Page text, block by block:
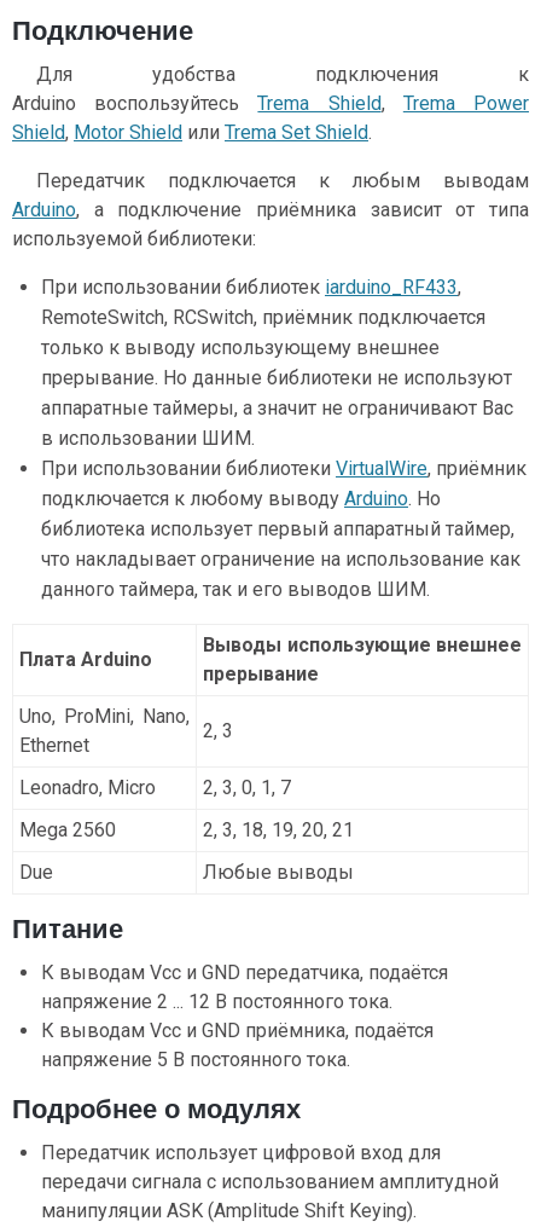
Подключение
Для удобства подключения к
Arduino воспользуйтесьTrema Shield, Trema Power
Shield, Motor Shield или Trema Set Shield.
Передатчик подключается к любым выводам
Arduino, а подключение приёмника зависит от типа
используемой библиотеки:
При использовании библиотек iarduino_RF433,
RemoteSwitch, RCSwitch, приёмник подключается
только к выводу использующему внешнее
прерывание. Но данные библиотеки не используют
аппаратные таймеры, а значит не ограничивают Вас
в использовании ШИМ.
При использовании библиотеки VirtualWire, приёмник
подключается к любому выводу Arduino. Но
библиотека использует первый аппаратный таймер,
что накладывает ограничение на использование как
данного таймера, так и его выводов ШИМ.
Плата Arduino
Выводы использующие внешнее
прерывание
Uno, ProMini, Nano,
Ethernet
2, 3
Leonadro, Micro
2, 3, 0, 1, 7
Mega 2560
2, 3, 18, 19, 20, 21
Due
Любые выводы
Питание
К выводам Vcc и GND передатчика, подаётся
напряжение 2 ... 12 В постоянного тока.
К выводам Vcc и GND приёмника, подаётся
напряжение 5 В постоянного тока.
Подробнее о модулях
Передатчик использует цифровой вход для
передачи сигнала с использованием амплитудной
манипуляции ASK (Amplitude Shift Keying).